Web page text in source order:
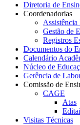
Diretoria de
Coordenadorias
Assistência
Gestão de
Registros
Documentos do
Calendário
Núcleo de
Gerência de
Comissão de
CAGE
Atas
Visitas Técnicas